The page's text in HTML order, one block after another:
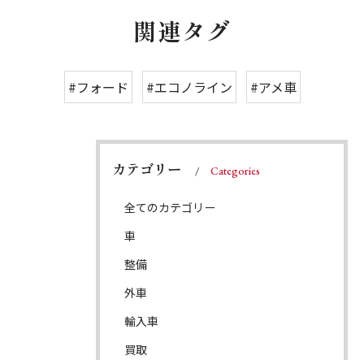
関連タグ
#フォード #エコノライン #アメ車
カテゴリー Categories
全てのカテゴリー
車
整備
外車
輸入車
買取